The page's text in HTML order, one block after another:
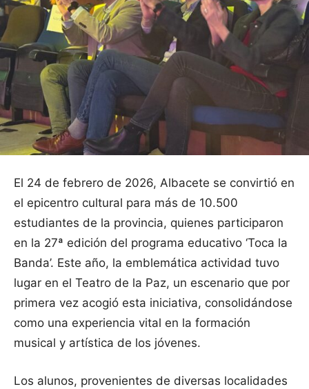
El 24 de febrero de 2026, Albacete se convirtió en
el epicentro cultural para más de 10.500
estudiantes de la provincia, quienes participaron
en la 27ª edición del programa educativo ‘Toca la
Banda’. Este año, la emblemática actividad tuvo
lugar en el Teatro de la Paz, un escenario que por
primera vez acogió esta iniciativa, consolidándose
como una experiencia vital en la formación
musical y artística de los jóvenes.
Los alunos, provenientes de diversas localidades